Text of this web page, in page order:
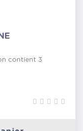
contient 3